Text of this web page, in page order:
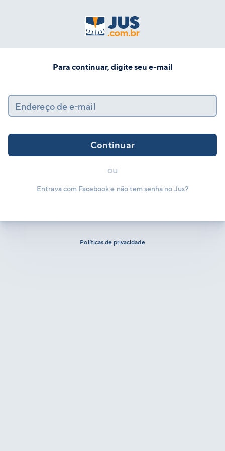
Para continuar, digite seu e-mail
Endereço de e-mail
Continuar
ou
Entrava com Facebook e não tem senha no Jus?
Políticas de privacidade